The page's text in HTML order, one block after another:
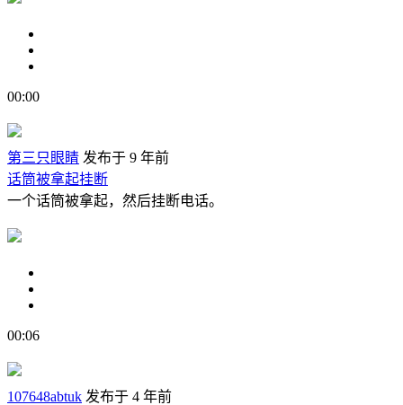
00:00
第三只眼睛 发布于 9 年前
话筒被拿起挂断
一个话筒被拿起，然后挂断电话。
00:06
107648abtuk 发布于 4 年前